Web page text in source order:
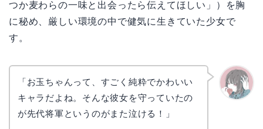
つか麦わらの一味と出会ったら伝えてほしい」）を胸
に秘め、厳しい環境の中で健気に生きていた少女で
す。
「お玉ちゃんって、すごく純粋でかわいい
キャラだよね。そんな彼女を守っていたの
が先代将軍というのがまた泣ける！」